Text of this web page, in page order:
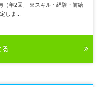
（年2回） ※スキル・経験・前給
しま...